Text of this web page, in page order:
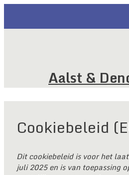
de
Aalst &
Cookiebeleid
Dit cookiebeleid is voor het
juli 2025 en is van toepassing